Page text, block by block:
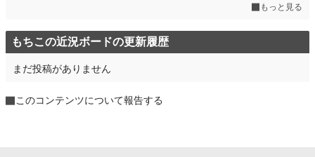
もっと見る
もちこの近況ボードの更新履歴
まだ投稿がありません
このコンテンツについて報告する